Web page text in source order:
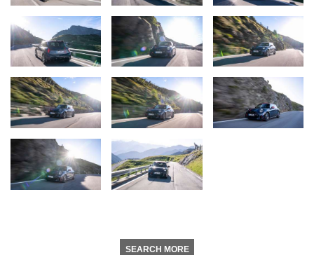
SEARCH MORE